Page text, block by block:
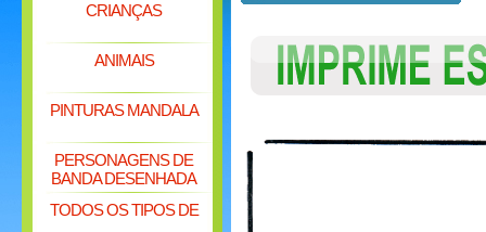
CRIANÇAS
ANIMAIS
PINTURAS MANDALA
PERSONAGENS DE
BANDA DESENHADA
TODOS OS TIPOS DE